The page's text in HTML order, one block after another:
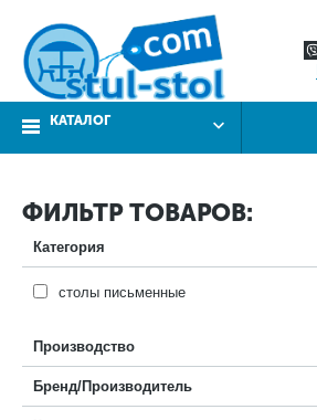
КАТАЛОГ
ФИЛЬТР ТОВАРОВ:
Категория
столы письменные
Производство
Бренд/Производитель